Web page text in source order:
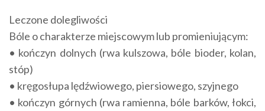
Leczone dolegliwości
Bóle o charakterze miejscowym lub promieniującym:
• kończyn dolnych (rwa kulszowa, bóle bioder, kolan,
stóp)
• kręgosłupa lędźwiowego, piersiowego, szyjnego
• kończyn górnych (rwa ramienna, bóle barków, łokci,